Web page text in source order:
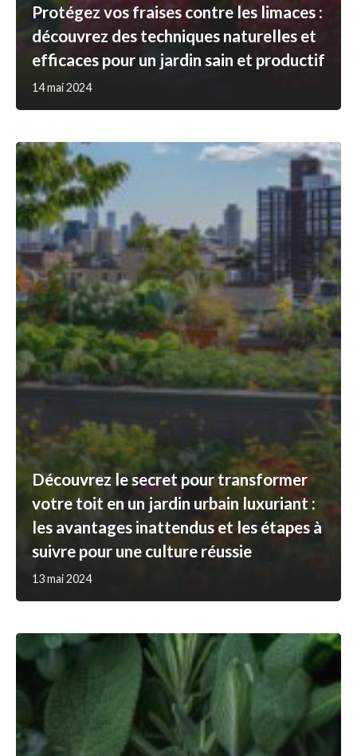
Protégez vos fraises contre les limaces :
découvrez des techniques naturelles et
efficaces pour un jardin sain et productif
14 mai 2024
Découvrez le secret pour transformer
votre toit en un jardin urbain luxuriant :
les avantages inattendus et les étapes à
suivre pour une culture réussie
13 mai 2024